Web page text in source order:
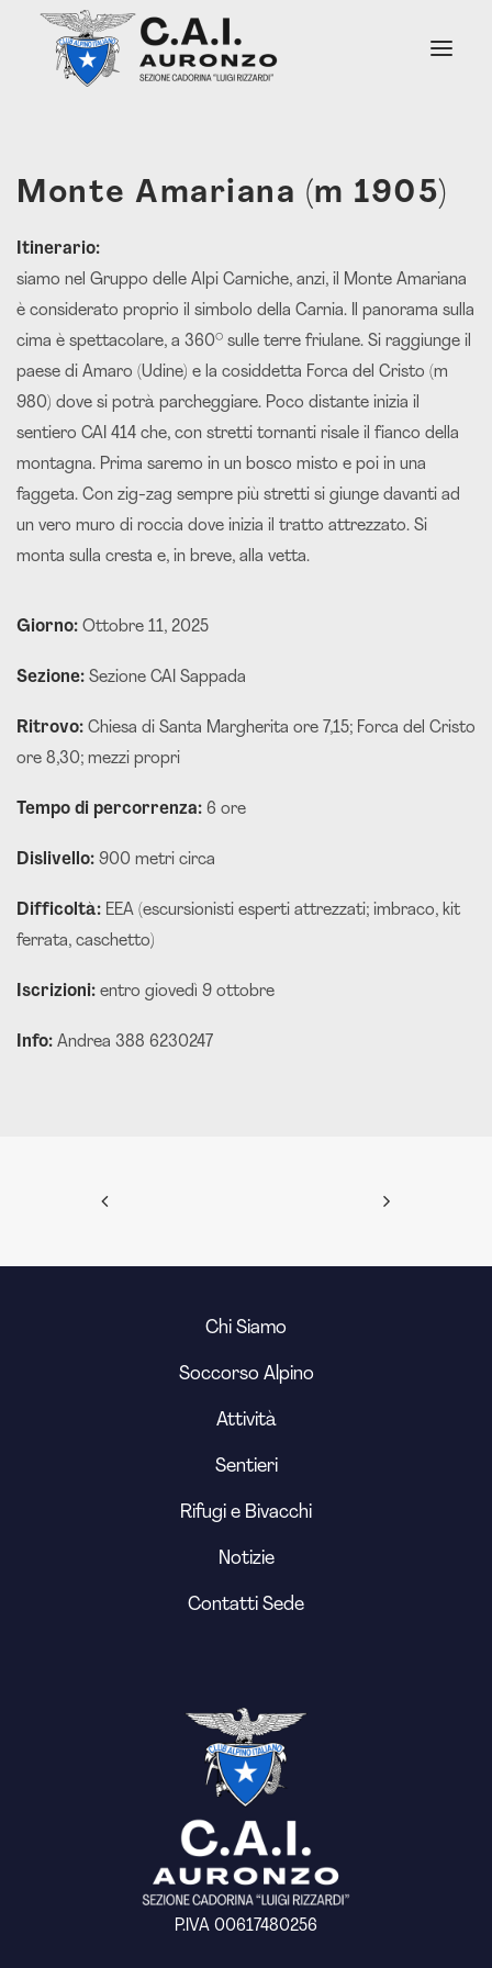
Soccorso Alpino
Rifugi e Bivacchi
Notizie
Monte Amariana (m 1905)
Itinerario:
siamo nel Gruppo delle Alpi Carniche, anzi, il Monte Amariana
è considerato proprio il simbolo della Carnia. Il panorama sulla
cima è spettacolare, a 360° sulle terre friulane. Si raggiunge il
paese di Amaro (Udine) e la cosiddetta Forca del Cristo (m
980) dove si potrà parcheggiare. Poco distante inizia il
sentiero CAI 414 che, con stretti tornanti risale il fianco della
montagna. Prima saremo in un bosco misto e poi in una
faggeta. Con zig-zag sempre più stretti si giunge davanti ad
un vero muro di roccia dove inizia il tratto attrezzato. Si
monta sulla cresta e, in breve, alla vetta.
Giorno: Ottobre 11, 2025
Sezione: Sezione CAI Sappada
Ritrovo: Chiesa di Santa Margherita ore 7,15; Forca del Cristo
ore 8,30; mezzi propri
Tempo di percorrenza: 6 ore
Dislivello: 900 metri circa
Difficoltà: EEA (escursionisti esperti attrezzati; imbraco, kit
ferrata, caschetto)
Iscrizioni: entro giovedì 9 ottobre
Info: Andrea 388 6230247
Chi Siamo
Soccorso Alpino
Attività
Sentieri
Rifugi e Bivacchi
Notizie
Contatti Sede
P.IVA 00617480256